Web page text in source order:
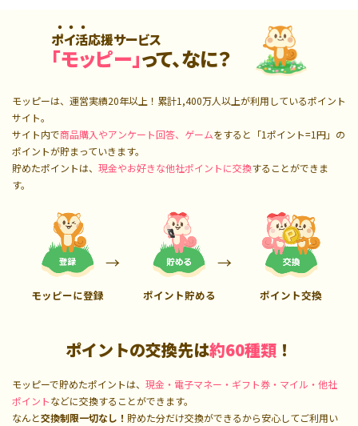
ポイ活応援サービス
「モッピー」って、なに？
モッピーは、運営実績20年以上！累計1,400万人以上が利用しているポイント
サイト。
サイト内で商品購入やアンケート回答、ゲームをすると「1ポイント=1円」の
ポイントが貯まっていきます。
貯めたポイントは、 現金やお好きな他社ポイントに交換することができま
す。
モッピーに登録 ポイント貯める ポイント交換
ポイントの交換先は約60種類 ！
モッピーで貯めたポイントは、 現金・電子マネー・ギフト券・マイル・他社
ポイントなどに交換することができます。
なんと交換制限一切なし！ 貯めた分だけ交換ができるから安心してご利用い